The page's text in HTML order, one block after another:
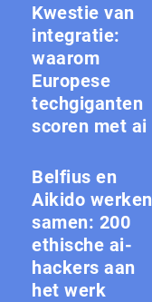
Kwestie van
integratie:
waarom
Europese
techgiganten
scoren met ai
Belfius en
Aikido werken
samen: 200
ethische ai-
hackers aan
het werk